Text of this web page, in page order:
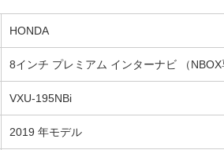
HONDA
8インチ プレミアム インターナビ （NBOX
VXU-195NBi
2019 年モデル